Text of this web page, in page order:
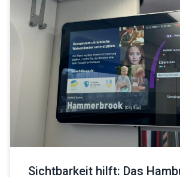
Sichtbarkeit hilft: Das